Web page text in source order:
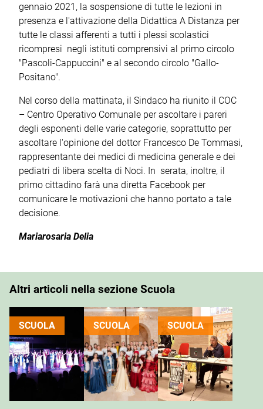
gennaio 2021, la sospensione di tutte le lezioni in
presenza e l'attivazione della Didattica A Distanza per
tutte le classi afferenti a tutti i plessi scolastici
ricompresi negli istituti comprensivi al primo circolo
"Pascoli-Cappuccini" e al secondo circolo "Gallo-
Positano".
Nel corso della mattinata, il Sindaco ha riunito il COC
– Centro Operativo Comunale per ascoltare i pareri
degli esponenti delle varie categorie, soprattutto per
ascoltare l'opinione del dottor Francesco De Tommasi,
rappresentante dei medici di medicina generale e dei
pediatri di libera scelta di Noci. In serata, inoltre, il
primo cittadino farà una diretta Facebook per
comunicare le motivazioni che hanno portato a tale
decisione.
Mariarosaria Delia
Altri articoli nella sezione Scuola
SCUOLA SCUOLA SCUOLA